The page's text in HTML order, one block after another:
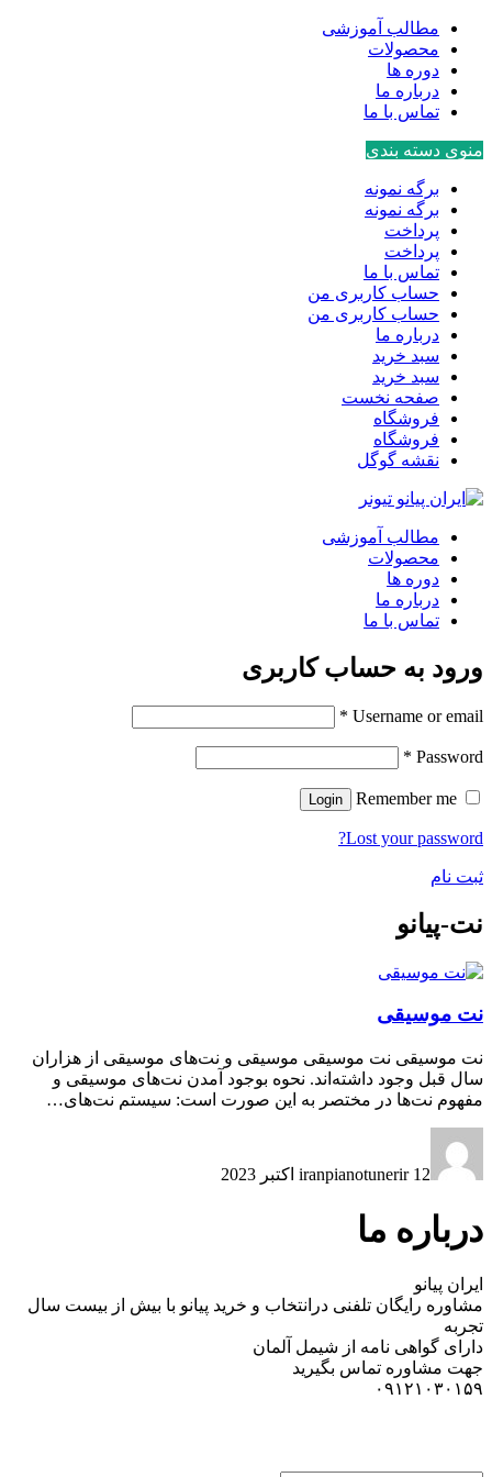
مطالب آموزشی
محصولات
دوره ها
درباره ما
تماس با ما
منوی دسته بندی
برگه نمونه
برگه نمونه
پرداخت
پرداخت
تماس با ما
حساب کاربری من
حساب کاربری من
درباره ما
سبد خرید
سبد خرید
صفحه نخست
فروشگاه
فروشگاه
نقشه گوگل
مطالب آموزشی
محصولات
دوره ها
درباره ما
تماس با ما
ورود به حساب کاربری
Username or email
*
Password
*
Remember me
Login
Lost your password?
ثبت نام
نت-پیانو
نت موسیقی
نت موسیقی نت موسیقی موسیقی و نت‌های موسیقی از هزاران
سال قبل وجود داشته‌اند. نحوه بوجود آمدن نت‌های موسیقی و
مفهوم نت‌ها در مختصر به این صورت است: سیستم نت‌های…
iranpianotunerir 12 اکتبر 2023
درباره ما
ایران پیانو
مشاوره رایگان تلفنی درانتخاب و خرید پیانو با بیش از بیست سال
تجربه
دارای گواهی نامه از شیمل آلمان
جهت مشاوره تماس بگیرید
۰۹۱۲۱۰۳۰۱۵۹